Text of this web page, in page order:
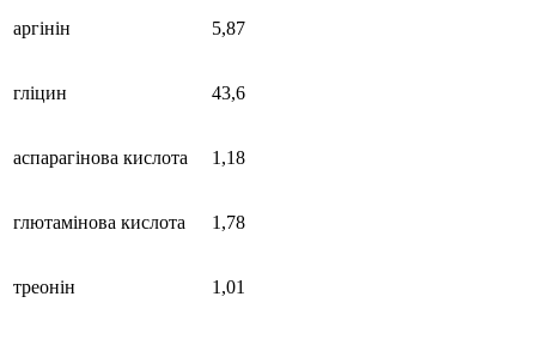
аргінін 5,87
гліцин 43,6
аспарагінова кислота 1,18
глютамінова кислота 1,78
треонін 1,01